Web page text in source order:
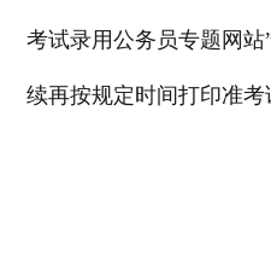
考试录用公务员专题网
续再按规定时间打印准考